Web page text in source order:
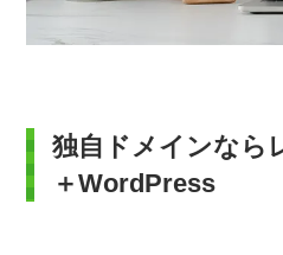
独自ドメインなら
＋WordPress